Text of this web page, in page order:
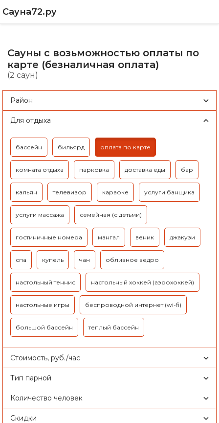
Сауна72.ру
Сауны с возьможностью оплаты по
карте (безналичная оплата)
(2 саун)
Район
Для отдыха
бассейн бильярд оплата по карте
комната отдыха парковка доставка еды бар
кальян телевизор караоке услуги банщика
услуги массажа семейная (с детьми)
гостиничные номера мангал веник джакузи
спа купель чан обливное ведро
настольный теннис настольный хоккей (аэрохоккей)
настольные игры беспроводной интернет (wi-fi)
большой бассейн теплый бассейн
Стоимость, руб./час
Тип парной
Количество человек
Скидки